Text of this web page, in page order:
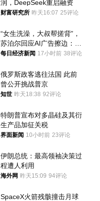
润，DeepSeek重启融资
财富研究所 昨天16:07 25评论
“女生洗澡，大叔帮搓背”，
苏泊尔回应AI广告擦边：视
频全下架，已强化内容管理
每日经济新闻 17小时前 38评论
俄罗斯政客逃往法国 此前
曾公开挑战普京
知世 昨天18:38 92评论
特朗普宣布对多晶硅及其衍
生产品加征关税
界面新闻 10小时前 23评论
伊朗总统：最高领袖决策过
程遭人利用
海外网 昨天15:09 94评论
SpaceX火箭残骸撞击月球